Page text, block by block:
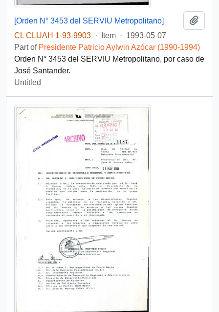
[Orden N° 3453 del SERVIU Metropolitano]
CL CLUAH 1-93-9903 · Item · 1993-05-07
Part of Presidente Patricio Aylwin Azócar (1990-1994)
Orden N° 3453 del SERVIU Metropolitano, por caso de
José Santander.
Untitled